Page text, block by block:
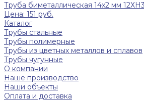
Труба биметаллическая 14х2 мм
Цена: 151 руб.
Каталог
Трубы стальные
Трубы полимерные
Трубы из цветных металлов и сплавов
Трубы чугунные
О компании
Наше производство
Наши объекты
Оплата и доставка